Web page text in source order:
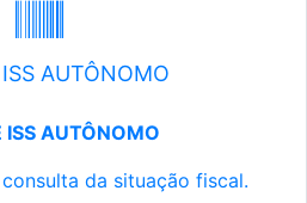
AUTÔNOMO
ISS AUTÔNOMO
da situação fiscal.